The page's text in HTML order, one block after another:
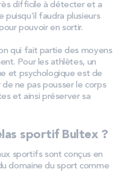
difficile à détecter et a
faudra plusieurs
pouvoir en sortir.
qui fait partie des moyens
Pour les athlètes, un
et psychologique est de
ne pas pousser le corps
et ainsi préserver sa
sportif Bultex ?
sportifs sont conçus en
domaine du sport comme